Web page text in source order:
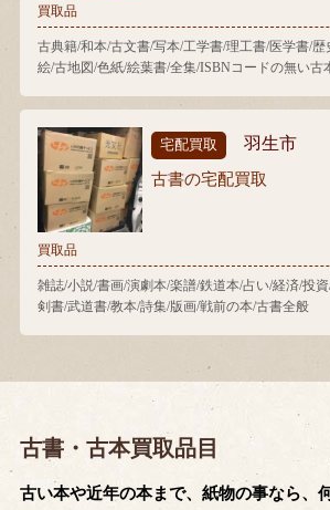
買取品
古典籍/和本/古文書/写本/工学書/理工書/医学書/
絵/古地図/色紙/絵葉書/全集/ISBNコードの無い古
宅配買取 羽生市
古書の宅配買取
買取品
雑誌/小説/書画/演劇本/楽譜/鉄道本/占い/経済/投
剣書/武道書/教本/詩集/版画/戦前の本/古書全般
古書・古本買取品目
古い本や近年の本まで、紙物の事なら、